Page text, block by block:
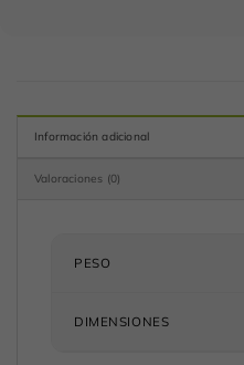
Información adicional
Valoraciones (0)
PESO
DIMENSIONES